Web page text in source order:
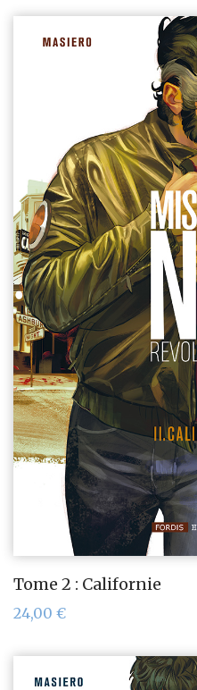
Tome 2 : Californie
24,00 €